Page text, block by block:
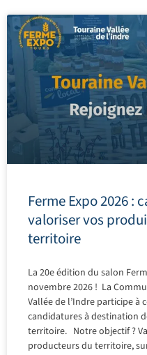
Ferme Expo 2026 :
valoriser vos
territoire
La 20e édition du salon
novembre 2026 ! La
Vallée de l’Indre participe à
candidatures à destination
territoire. Notre objectif ?
producteurs du territoire,